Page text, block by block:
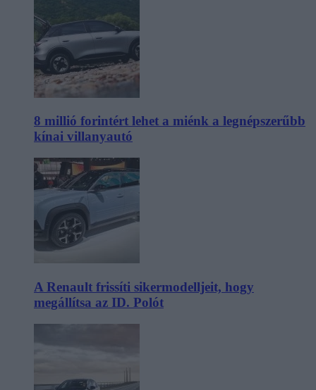
8 millió forintért lehet a miénk a legnépszerűbb
kínai villanyautó
A Renault frissíti sikermodelljeit, hogy
megállítsa az ID. Polót